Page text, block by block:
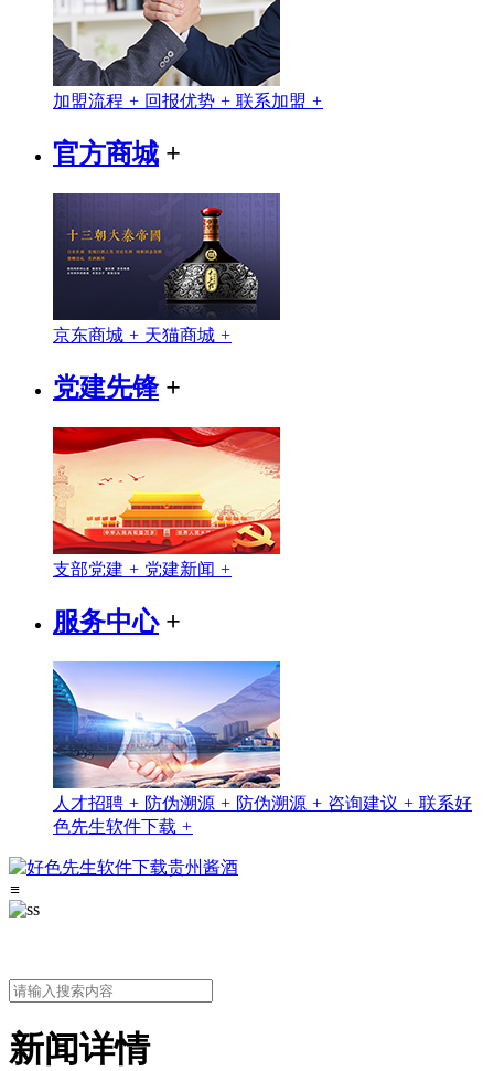
加盟流程 + 回报优势 + 联系加盟 +
官方商城 +
京东商城 + 天猫商城 +
党建先锋+
支部党建 + 党建新闻 +
服务中心+
人才招聘 + 防伪溯源 + 防伪溯源 + 咨询建议 + 联系好
色先生软件下载 +
≡
新闻详情